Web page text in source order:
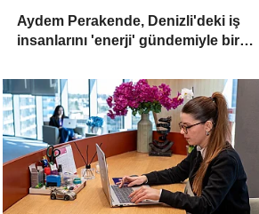
Aydem Perakende, Denizli'deki iş
insanlarını 'enerji' gündemiyle bir